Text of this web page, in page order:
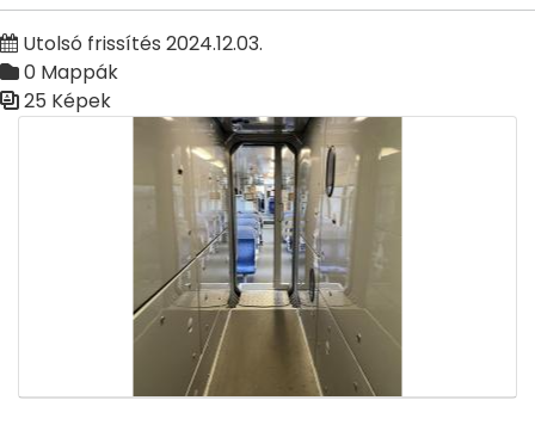
Utolsó frissítés 2024.12.03.
0 Mappák
25 Képek